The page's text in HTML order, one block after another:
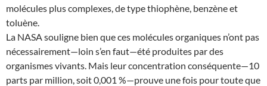
molécules plus complexes, de type thiophène, benzène et
toluène.
La NASA souligne bien que ces molécules organiques n’ont pas
nécessairement—loin s’en faut—été produites par des
organismes vivants. Mais leur concentration conséquente—10
parts par million, soit 0,001 %—prouve une fois pour toute que